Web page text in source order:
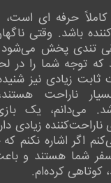
حرفه ای
باشد. وقتی
تندی پخش
که توجه شما را در
ثابت زیادی نیز
ناراحت
می‌دانم، یک
زیادی
اگر اشاره نکنم که
شما هستند و
کوتاهی کرده‌ام.